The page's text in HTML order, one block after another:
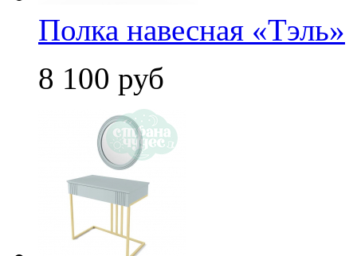
Полка навесная «Тэль»
8 100 руб